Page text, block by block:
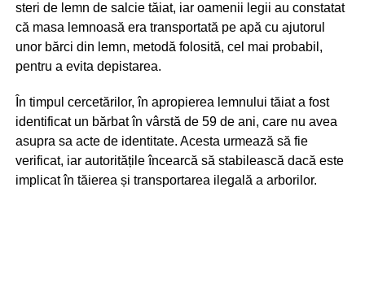
steri de lemn de salcie tăiat, iar oamenii legii au constatat
că masa lemnoasă era transportată pe apă cu ajutorul
unor bărci din lemn, metodă folosită, cel mai probabil,
pentru a evita depistarea.
În timpul cercetărilor, în apropierea lemnului tăiat a fost
identificat un bărbat în vârstă de 59 de ani, care nu avea
asupra sa acte de identitate. Acesta urmează să fie
verificat, iar autoritățile încearcă să stabilească dacă este
implicat în tăierea și transportarea ilegală a arborilor.